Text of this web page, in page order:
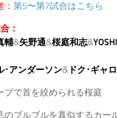
第5〜第7試合はこちら
：
輔&矢野通&桜庭和志&
･アンダーソン& ドク･ギャ
で首を絞められる桜庭
ブルブルを真似するカー